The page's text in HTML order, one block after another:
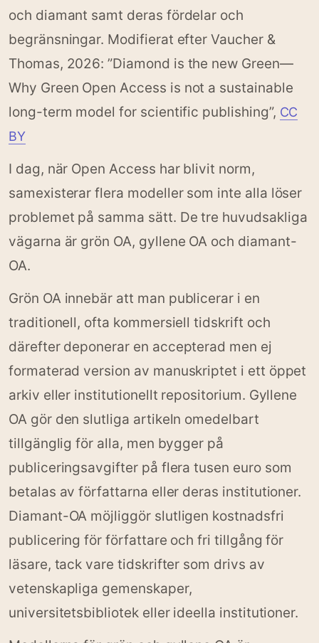
och diamant samt deras fördelar och
begränsningar. Modifierat efter Vaucher &
Thomas, 2026: ”Diamond is the new Green—
Why Green Open Access is not a sustainable
long-term model for scientific publishing”, CC
BY
I dag, när Open Access har blivit norm,
samexisterar flera modeller som inte alla löser
problemet på samma sätt. De tre huvudsakliga
vägarna är grön OA, gyllene OA och diamant-
OA.
Grön OA innebär att man publicerar i en
traditionell, ofta kommersiell tidskrift och
därefter deponerar en accepterad men ej
formaterad version av manuskriptet i ett öppet
arkiv eller institutionellt repositorium. Gyllene
OA gör den slutliga artikeln omedelbart
tillgänglig för alla, men bygger på
publiceringsavgifter på flera tusen euro som
betalas av författarna eller deras institutioner.
Diamant-OA möjliggör slutligen kostnadsfri
publicering för författare och fri tillgång för
läsare, tack vare tidskrifter som drivs av
vetenskapliga gemenskaper,
universitetsbibliotek eller ideella institutioner.